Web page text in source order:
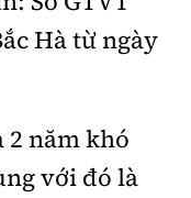
Hà từ ngày
2 năm khó
với đó là